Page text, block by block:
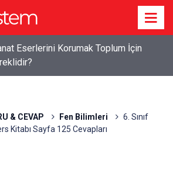
Eserlerini Korumak Toplum İçin
& CEVAP Fen Bilimleri
6. Sınıf
Kitabı Sayfa 125 Cevapları